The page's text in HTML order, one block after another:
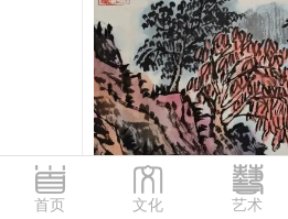
首页 文化 艺术